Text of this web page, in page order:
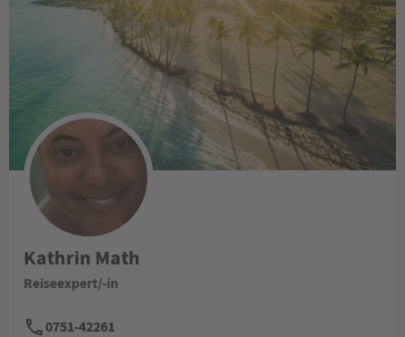
Kathrin Math
Reiseexpert/-in
0751-42261